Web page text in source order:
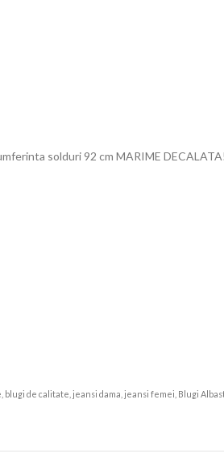
solduri 92 cm MARIME DECALATA!
de calitate, jeansi dama, jeansi femei, Blugi